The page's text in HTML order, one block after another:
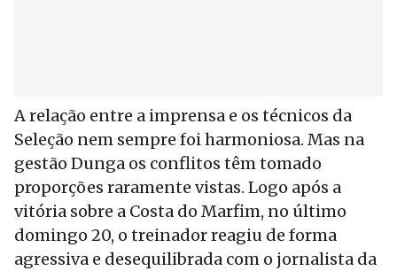
A relação entre a imprensa e os técnicos da
Seleção nem sempre foi harmoniosa. Mas na
gestão Dunga os conflitos têm tomado
proporções raramente vistas. Logo após a
vitória sobre a Costa do Marfim, no último
domingo 20, o treinador reagiu de forma
agressiva e desequilibrada com o jornalista da